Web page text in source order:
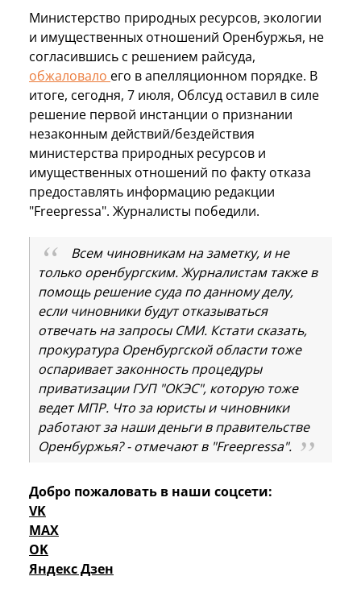
Министерство природных ресурсов, экологии
и имущественных отношений Оренбуржья, не
согласившись с решением райсуда,
обжаловало его в апелляционном порядке. В
итоге, сегодня, 7 июля, Облсуд оставил в силе
решение первой инстанции о признании
незаконным действий/бездействия
министерства природных ресурсов и
имущественных отношений по факту отказа
предоставлять информацию редакции
"Freepressa". Журналисты победили.
Всем чиновникам на заметку, и не
только оренбургским. Журналистам также в
помощь решение суда по данному делу,
если чиновники будут отказываться
отвечать на запросы СМИ. Кстати сказать,
прокуратура Оренбургской области тоже
оспаривает законность процедуры
приватизации ГУП "ОКЭС", которую тоже
ведет МПР. Что за юристы и чиновники
работают за наши деньги в правительстве
Оренбуржья? - отмечают в "Freepressa".
Добро пожаловать в наши соцсети:
VK
MAX
OK
Яндекс Дзен